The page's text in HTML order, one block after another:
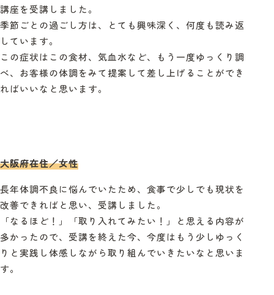
講座を受講しました。
季節ごとの過ごし方は、とても興味深く、何度も読み返
しています。
この症状はこの食材、気血水など、もう一度ゆっくり調
べ、お客様の体調をみて提案して差し上げることができ
ればいいなと思います。
大阪府在住／女性
長年体調不良に悩んでいたため、食事で少しでも現状を
改善できればと思い、受講しました。
「なるほど！」「取り入れてみたい！」と思える内容が
多かったので、受講を終えた今、今度はもう少しゆっく
りと実践し体感しながら取り組んでいきたいなと思いま
す。